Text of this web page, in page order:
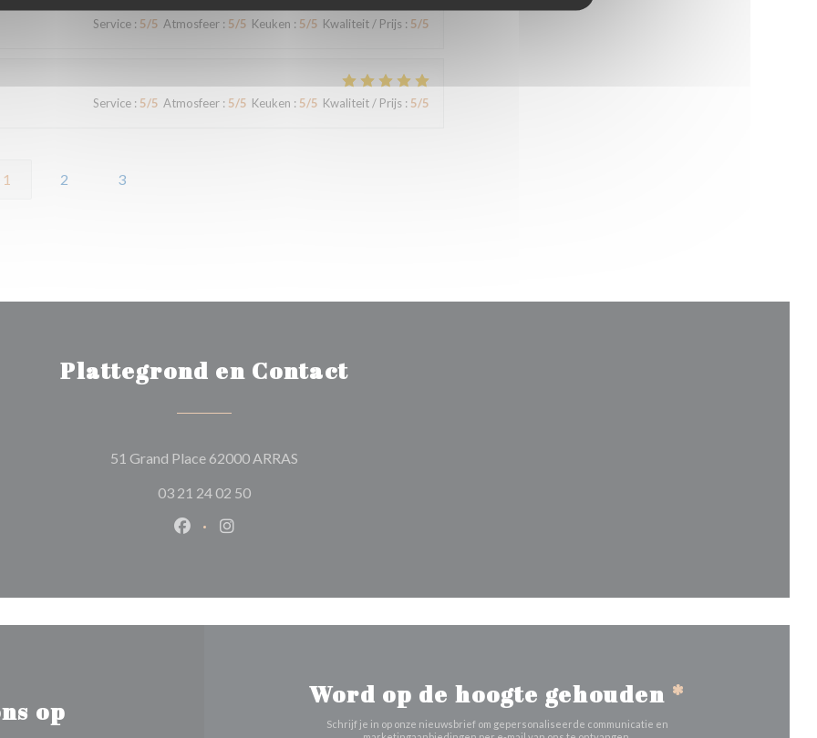
Service: 5/5 Atmosfeer: 5/5 Keuken : 5/5 Kwaliteit / Prijs : 5/5
Service: 5/5 Atmosfeer: 5/5 Keuken : 5/5 Kwaliteit / Prijs: 5/5
1 2 3
Plattegrond en Contact
51 Grand Place 62000 ARRAS
03 21 24 02 50
Facebook ((opent in een nieuw venster))
Instagram ((opent in een nieuw venster))
op
Word op de hoogte gehouden *
Schrijf je in op onze nieuwsbrief om gepersonaliseerde communicatie en